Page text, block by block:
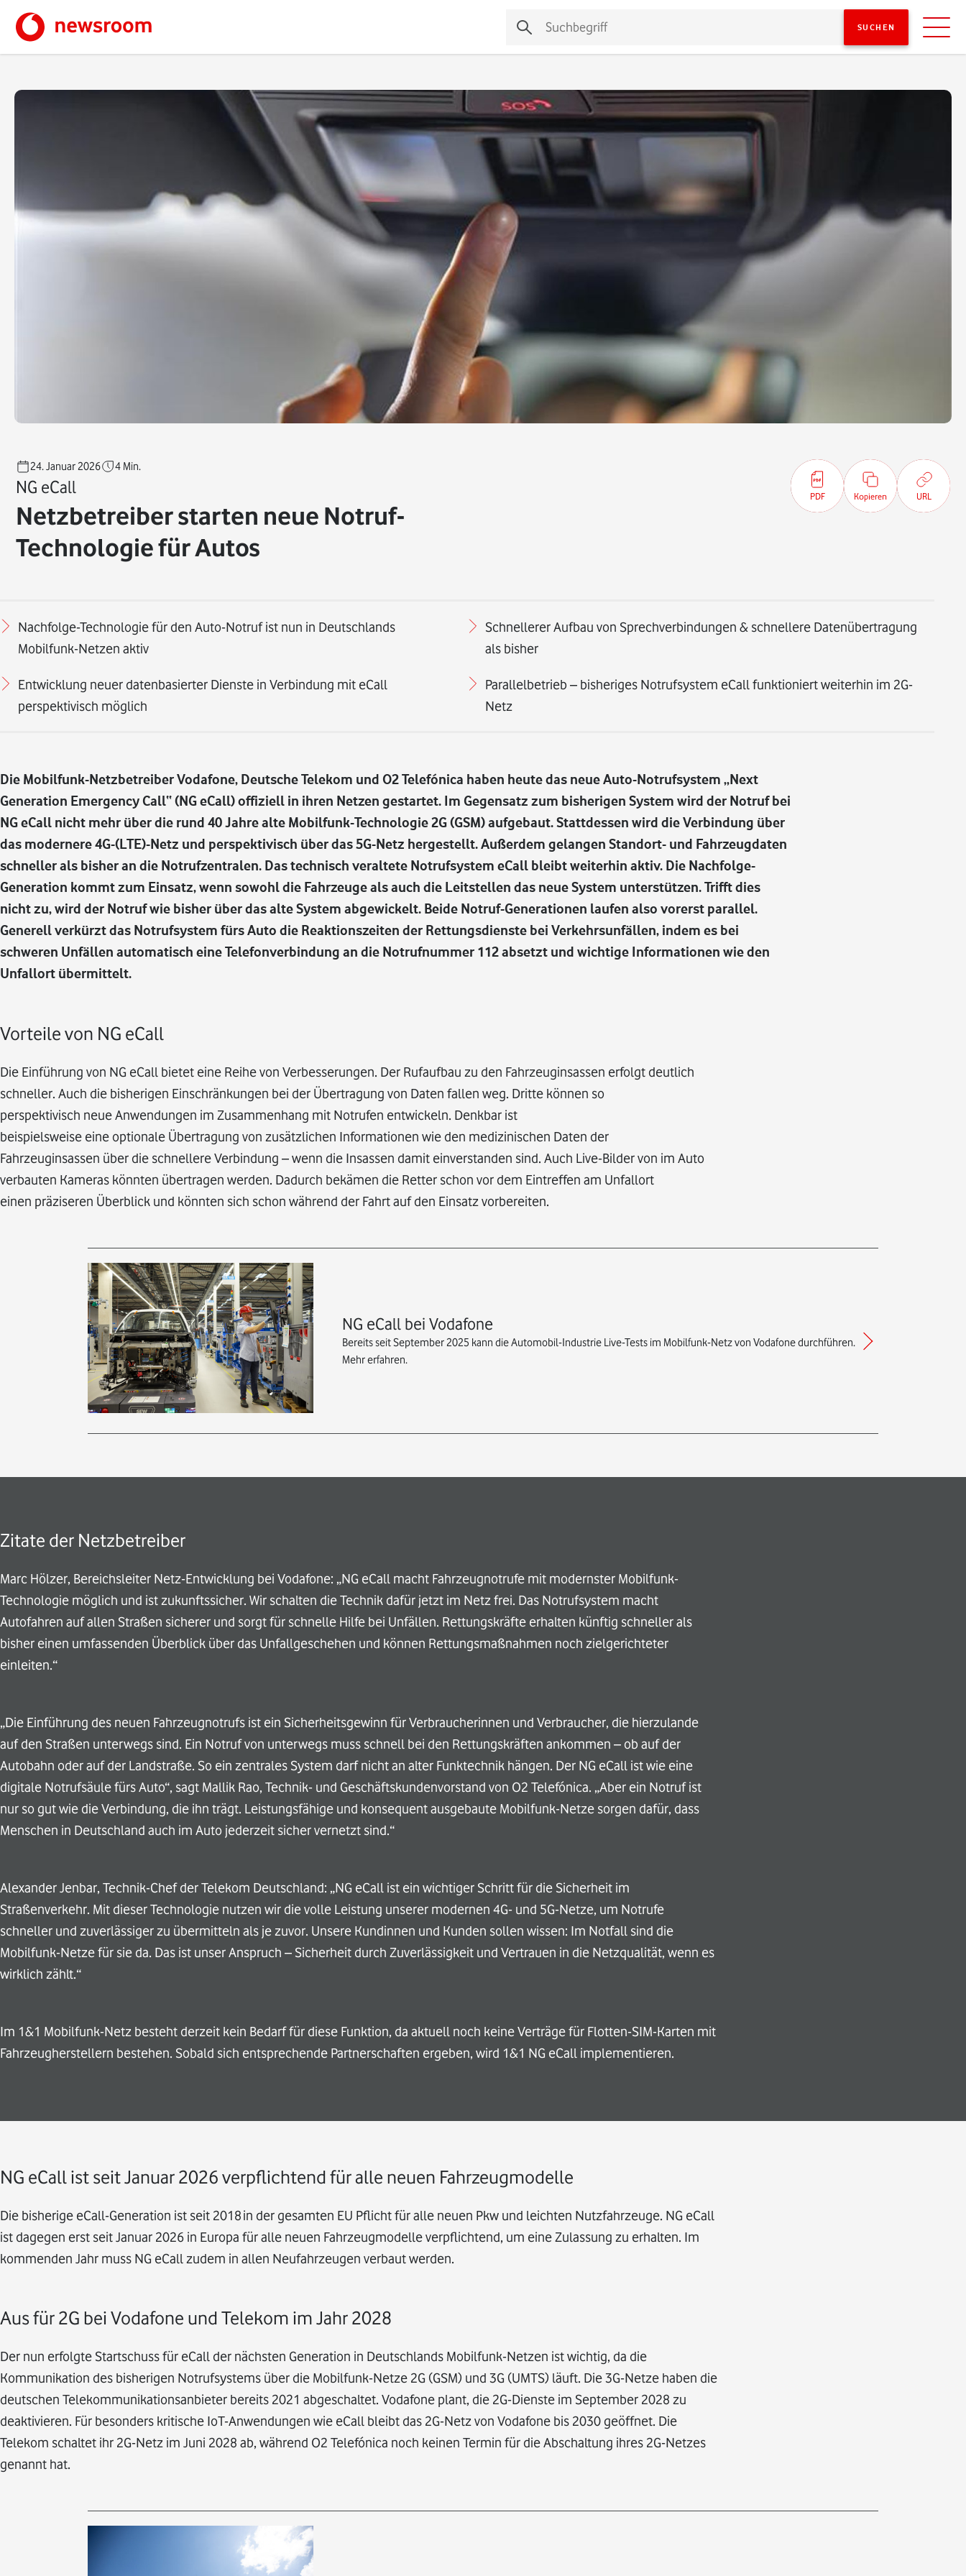
24. Januar 2026 4 Min.
NG eCall
Netzbetreiber starten neue Notruf-
Technologie für Autos
PDF Kopieren URL
Nachfolge-Technologie für den Auto-Notruf ist nun in Deutschlands
Mobilfunk-Netzen aktiv
Schnellerer Aufbau von Sprechverbindungen & schnellere Datenübertragung
als bisher
Entwicklung neuer datenbasierter Dienste in Verbindung mit eCall
perspektivisch möglich
Parallelbetrieb – bisheriges Notrufsystem eCall funktioniert weiterhin im 2G-
Netz
Die Mobilfunk-Netzbetreiber Vodafone, Deutsche Telekom und O2 Telefónica haben heute das neue Auto-Notrufsystem „Next
Generation Emergency Call“ (NG eCall) offiziell in ihren Netzen gestartet. Im Gegensatz zum bisherigen System wird der Notruf bei
NG eCall nicht mehr über die rund 40 Jahre alte Mobilfunk-Technologie 2G (GSM) aufgebaut. Stattdessen wird die Verbindung über
das modernere 4G-(LTE)-Netz und perspektivisch über das 5G-Netz hergestellt. Außerdem gelangen Standort- und Fahrzeugdaten
schneller als bisher an die Notrufzentralen. Das technisch veraltete Notrufsystem eCall bleibt weiterhin aktiv. Die Nachfolge-
Generation kommt zum Einsatz, wenn sowohl die Fahrzeuge als auch die Leitstellen das neue System unterstützen. Trifft dies
nicht zu, wird der Notruf wie bisher über das alte System abgewickelt. Beide Notruf-Generationen laufen also vorerst parallel.
Generell verkürzt das Notrufsystem fürs Auto die Reaktionszeiten der Rettungsdienste bei Verkehrsunfällen, indem es bei
schweren Unfällen automatisch eine Telefonverbindung an die Notrufnummer 112 absetzt und wichtige Informationen wie den
Unfallort übermittelt.
Vorteile von NG eCall
Die Einführung von NG eCall bietet eine Reihe von Verbesserungen. Der Rufaufbau zu den Fahrzeuginsassen erfolgt deutlich
schneller. Auch die bisherigen Einschränkungen bei der Übertragung von Daten fallen weg. Dritte können so
perspektivisch neue Anwendungen im Zusammenhang mit Notrufen entwickeln. Denkbar ist
beispielsweise eine optionale Übertragung von zusätzlichen Informationen wie den medizinischen Daten der
Fahrzeuginsassen über die schnellere Verbindung – wenn die Insassen damit einverstanden sind. Auch Live-Bilder von im Auto
verbauten Kameras könnten übertragen werden. Dadurch bekämen die Retter schon vor dem Eintreffen am Unfallort
einen präziseren Überblick und könnten sich schon während der Fahrt auf den Einsatz vorbereiten.
NG eCall bei Vodafone
Bereits seit September 2025 kann die Automobil-Industrie Live-Tests im Mobilfunk-Netz von Vodafone durchführen.
Mehr erfahren.
Zitate der Netzbetreiber
Marc Hölzer, Bereichsleiter Netz-Entwicklung bei Vodafone: „NG eCall macht Fahrzeugnotrufe mit modernster Mobilfunk-
Technologie möglich und ist zukunftssicher. Wir schalten die Technik dafür jetzt im Netz frei. Das Notrufsystem macht
Autofahren auf allen Straßen sicherer und sorgt für schnelle Hilfe bei Unfällen. Rettungskräfte erhalten künftig schneller als
bisher einen umfassenden Überblick über das Unfallgeschehen und können Rettungsmaßnahmen noch zielgerichteter
einleiten.“
„Die Einführung des neuen Fahrzeugnotrufs ist ein Sicherheitsgewinn für Verbraucherinnen und Verbraucher, die hierzulande
auf den Straßen unterwegs sind. Ein Notruf von unterwegs muss schnell bei den Rettungskräften ankommen – ob auf der
Autobahn oder auf der Landstraße. So ein zentrales System darf nicht an alter Funktechnik hängen. Der NG eCall ist wie eine
digitale Notrufsäule fürs Auto“, sagt Mallik Rao, Technik- und Geschäftskundenvorstand von O2 Telefónica. „Aber ein Notruf ist
nur so gut wie die Verbindung, die ihn trägt. Leistungsfähige und konsequent ausgebaute Mobilfunk-Netze sorgen dafür, dass
Menschen in Deutschland auch im Auto jederzeit sicher vernetzt sind.“
Alexander Jenbar, Technik-Chef der Telekom Deutschland: „NG eCall ist ein wichtiger Schritt für die Sicherheit im
Straßenverkehr. Mit dieser Technologie nutzen wir die volle Leistung unserer modernen 4G- und 5G-Netze, um Notrufe
schneller und zuverlässiger zu übermitteln als je zuvor. Unsere Kundinnen und Kunden sollen wissen: Im Notfall sind die
Mobilfunk-Netze für sie da. Das ist unser Anspruch – Sicherheit durch Zuverlässigkeit und Vertrauen in die Netzqualität, wenn es
wirklich zählt.“
Im 1&1 Mobilfunk-Netz besteht derzeit kein Bedarf für diese Funktion, da aktuell noch keine Verträge für Flotten-SIM-Karten mit
Fahrzeugherstellern bestehen. Sobald sich entsprechende Partnerschaften ergeben, wird 1&1 NG eCall implementieren.
NG eCall ist seit Januar 2026 verpflichtend für alle neuen Fahrzeugmodelle
Die bisherige eCall-Generation ist seit 2018 in der gesamten EU Pflicht für alle neuen Pkw und leichten Nutzfahrzeuge. NG eCall
ist dagegen erst seit Januar 2026 in Europa für alle neuen Fahrzeugmodelle verpflichtend, um eine Zulassung zu erhalten. Im
kommenden Jahr muss NG eCall zudem in allen Neufahrzeugen verbaut werden.
Aus für 2G bei Vodafone und Telekom im Jahr 2028
Der nun erfolgte Startschuss für eCall der nächsten Generation in Deutschlands Mobilfunk-Netzen ist wichtig, da die
Kommunikation des bisherigen Notrufsystems über die Mobilfunk-Netze 2G (GSM) und 3G (UMTS) läuft. Die 3G-Netze haben die
deutschen Telekommunikationsanbieter bereits 2021 abgeschaltet. Vodafone plant, die 2G-Dienste im September 2028 zu
deaktivieren. Für besonders kritische IoT-Anwendungen wie eCall bleibt das 2G-Netz von Vodafone bis 2030 geöffnet. Die
Telekom schaltet ihr 2G-Netz im Juni 2028 ab, während O2 Telefónica noch keinen Termin für die Abschaltung ihres 2G-Netzes
genannt hat.